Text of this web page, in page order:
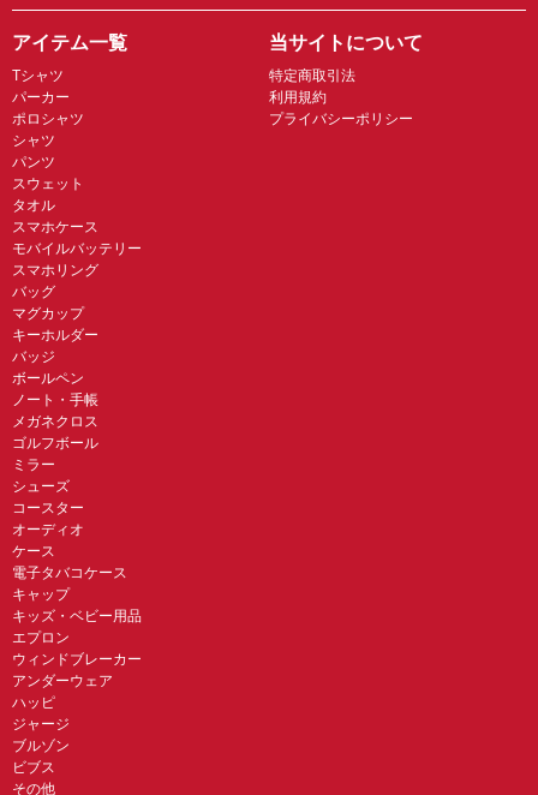
アイテム一覧
Tシャツ
パーカー
ポロシャツ
シャツ
パンツ
スウェット
タオル
スマホケース
モバイルバッテリー
スマホリング
バッグ
マグカップ
キーホルダー
バッジ
ボールペン
ノート・手帳
メガネクロス
ゴルフボール
ミラー
シューズ
コースター
オーディオ
ケース
電子タバコケース
キャップ
キッズ・ベビー用品
エプロン
ウィンドブレーカー
アンダーウェア
ハッピ
ジャージ
ブルゾン
ビブス
その他
当サイトについて
特定商取引法
利用規約
プライバシーポリシー